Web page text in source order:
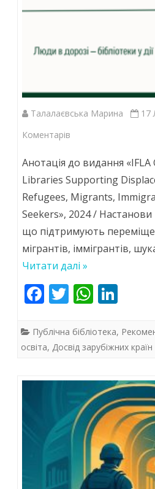
Талалаєвська Марина 17
Коментарів
Анотація до видання
Libraries Supporting
Refugees, Migrants,
Seekers», 2024 / Настанови
що підтримують
мігрантів, іммігрантів,
Читати далі »
F
e
b
T
itt
er
W
at
s
p
p
k
e
n
Публічна бібліотека,
освіта, Досвід зарубіжних країн